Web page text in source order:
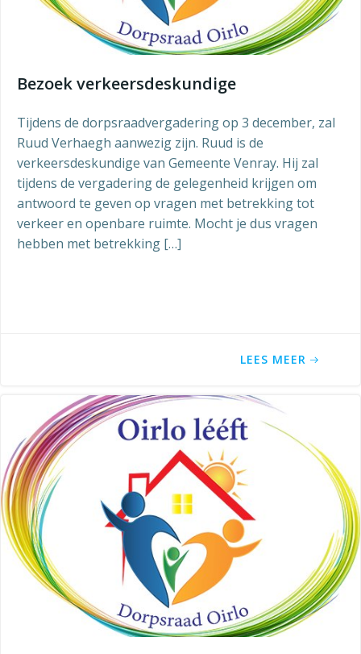
Bezoek verkeersdeskundige
Tijdens de dorpsraadvergadering op 3 december, zal
Ruud Verhaegh aanwezig zijn. Ruud is de
verkeersdeskundige van Gemeente Venray. Hij zal
tijdens de vergadering de gelegenheid krijgen om
antwoord te geven op vragen met betrekking tot
verkeer en openbare ruimte. Mocht je dus vragen
hebben met betrekking […]
LEES MEER